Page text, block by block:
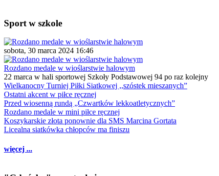
Sport w szkole
sobota, 30 marca 2024 16:46
Rozdano medale w wioślarstwie halowym
22 marca w hali sportowej Szkoły Podstawowej 94 po raz kolejny
Wielkanocny Turniej Piłki Siatkowej ,,szóstek mieszanych”
Ostatni akcent w piłce ręcznej
Przed wiosenną rundą „Czwartków lekkoatletycznych”
Rozdano medale w mini piłce ręcznej
Koszykarskie złota ponownie dla SMS Marcina Gortata
Licealna siatkówka chłopców ma finiszu
więcej ...